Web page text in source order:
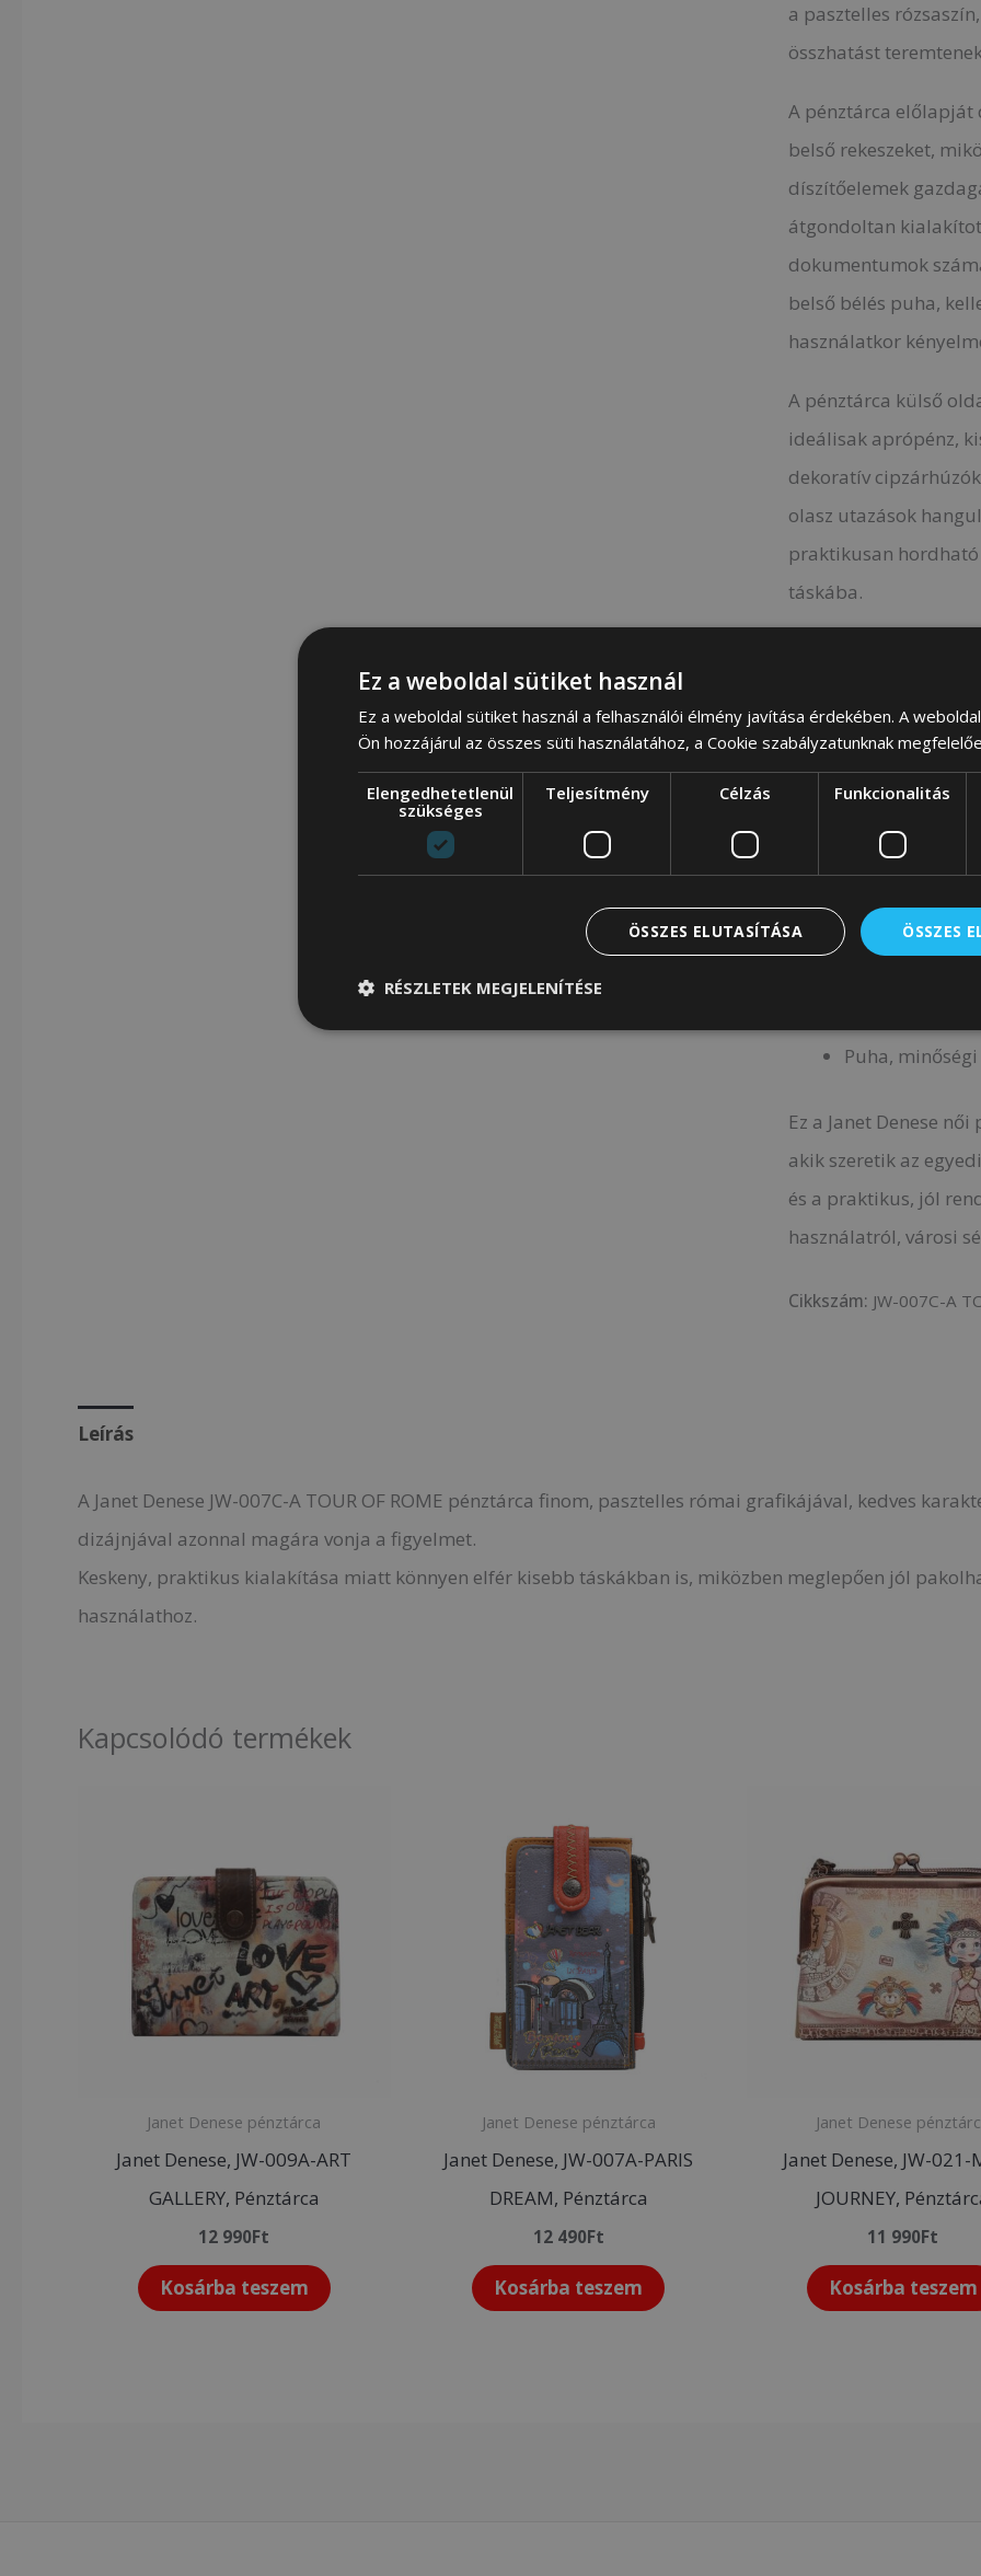
a pasztelles
összhatást
A pénztárca előlapját
belső rekeszeket,
díszítőelemek
átgondoltan
dokumentumok
belső bélés puha,
használatkor
A pénztárca külső
ideálisak aprópénz,
dekoratív
olasz utazások
praktikusan
táskába.
Ez a darab
apró részlet arra
és megbízható.
Főbb jellemzők
100% állati
Elől patentos
Belső
Két külső
Vékony,
Puha,
Ez a Janet Denese
akik szeretik az
és a praktikus, jól
használatról, városi
Cikkszám: JW-007C-A
Leírás
A Janet Denese JW-007C-A TOUR OF ROME pénztárca finom, pasztelles római grafikájával, kedves
dizájnjával azonnal magára vonja a figyelmet.
Keskeny, praktikus kialakítása miatt könnyen elfér kisebb táskákban is, miközben meglepően jól
használathoz.
Kapcsolódó termékek
Janet Denese pénztárca
Janet Denese, JW-009A-ART
GALLERY, Pénztárca
12 990Ft
Kosárba teszem
Janet Denese pénztárca
Janet Denese, JW-007A-PARIS
DREAM, Pénztárca
12 490Ft
Kosárba teszem
Janet Denese
Janet Denese, JW-021-
JOURNEY,
11 990Ft
Kosárba teszem
Ez a weboldal sütiket használ
Ez a weboldal sütiket használ a felhasználói élmény javítása érdekében. A
Ön hozzájárul az összes süti használatához, a Cookie szabályzatunknak
Elengedhetetlenül
szükséges
Teljesítmény Célzás Funkcionalitás
ÖSSZES
ÖSSZES ELUTASÍTÁSA
RÉSZLETEK MEGJELENÍTÉSE